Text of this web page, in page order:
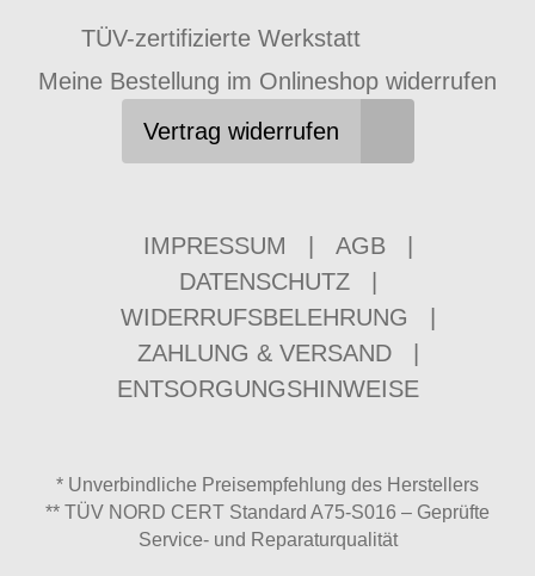
TÜV-zertifizierte Werkstatt
Meine Bestellung im Onlineshop widerrufen
Vertrag widerrufen
IMPRESSUM AGB
DATENSCHUTZ
WIDERRUFSBELEHRUNG
ZAHLUNG & VERSAND
ENTSORGUNGSHINWEISE
* Unverbindliche Preisempfehlung des Herstellers
** TÜV NORD CERT Standard A75-S016 – Geprüfte
Service- und Reparaturqualität